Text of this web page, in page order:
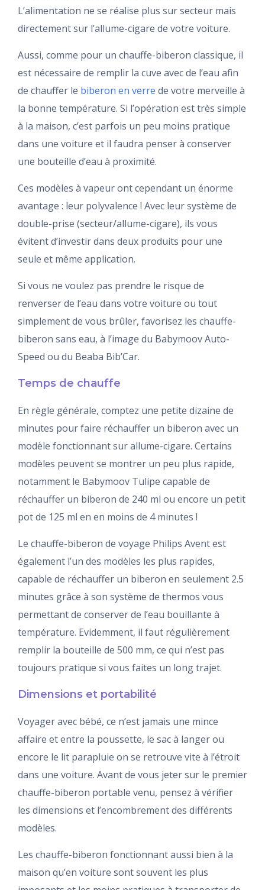
L’alimentation ne se réalise plus sur secteur mais
directement sur l’allume-cigare de votre voiture.
Aussi, comme pour un chauffe-biberon classique, il
est nécessaire de remplir la cuve avec de l’eau afin
de chauffer le biberon en verre de votre merveille à
la bonne température. Si l’opération est très simple
à la maison, c’est parfois un peu moins pratique
dans une voiture et il faudra penser à conserver
une bouteille d’eau à proximité.
Ces modèles à vapeur ont cependant un énorme
avantage : leur polyvalence ! Avec leur système de
double-prise (secteur/allume-cigare), ils vous
évitent d’investir dans deux produits pour une
seule et même application.
Si vous ne voulez pas prendre le risque de
renverser de l’eau dans votre voiture ou tout
simplement de vous brûler, favorisez les chauffe-
biberon sans eau, à l’image du Babymoov Auto-
Speed ou du Beaba Bib’Car.
Temps de chauffe
En règle générale, comptez une petite dizaine de
minutes pour faire réchauffer un biberon avec un
modèle fonctionnant sur allume-cigare. Certains
modèles peuvent se montrer un peu plus rapide,
notamment le Babymoov Tulipe capable de
réchauffer un biberon de 240 ml ou encore un petit
pot de 125 ml en en moins de 4 minutes !
Le chauffe-biberon de voyage Philips Avent est
également l’un des modèles les plus rapides,
capable de réchauffer un biberon en seulement 2.5
minutes grâce à son système de thermos vous
permettant de conserver de l’eau bouillante à
température. Evidemment, il faut régulièrement
remplir la bouteille de 500 mm, ce qui n’est pas
toujours pratique si vous faites un long trajet.
Dimensions et portabilité
Voyager avec bébé, ce n’est jamais une mince
affaire et entre la poussette, le sac à langer ou
encore le lit parapluie on se retrouve vite à l’étroit
dans une voiture. Avant de vous jeter sur le premier
chauffe-biberon portable venu, pensez à vérifier
les dimensions et l’encombrement des différents
modèles.
Les chauffe-biberon fonctionnant aussi bien à la
maison qu’en voiture sont souvent les plus